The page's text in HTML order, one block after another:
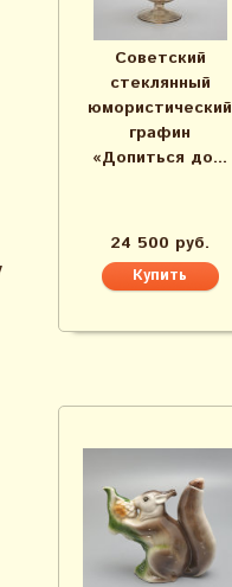
Советский
стеклянный
юмористический
графин
«Допиться до...
24 500 руб.